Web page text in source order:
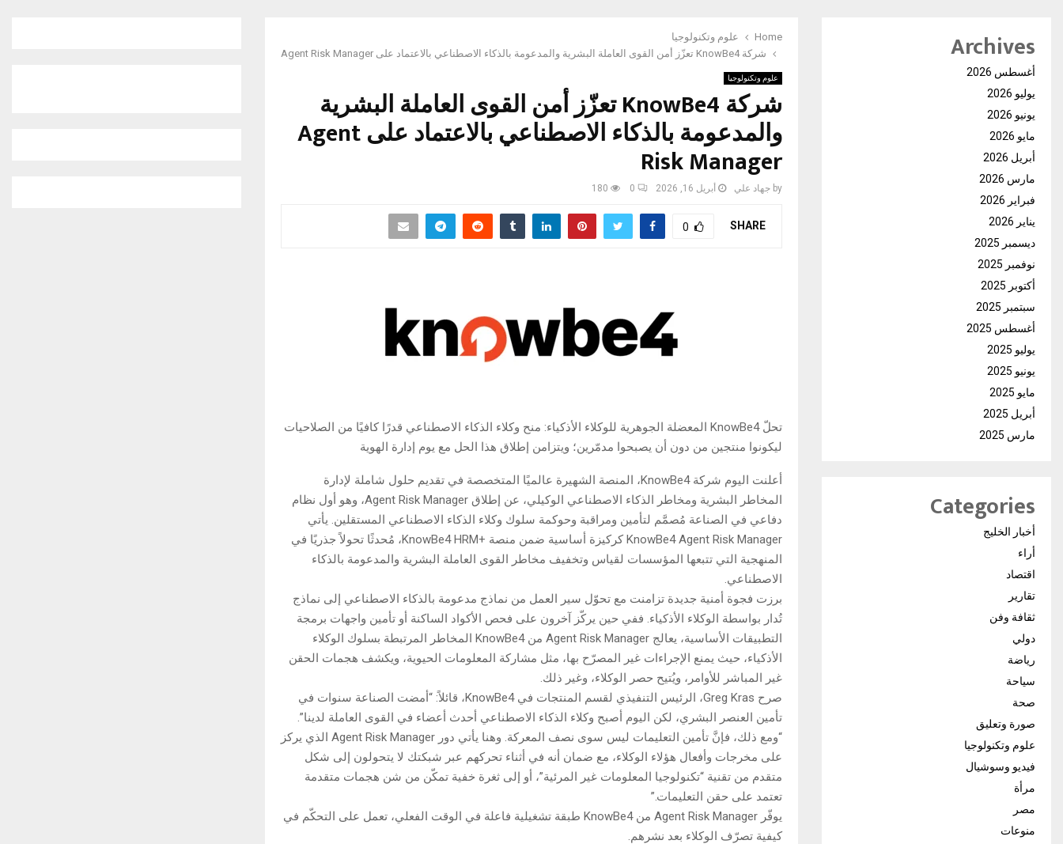
Home
علوم وتكنولوجيا
شركة KnowBe4 تعزّز أمن القوى العاملة البشرية والمدعومة بالذكاء الاصطناعي بالاعتماد على Agent Risk Manager
علوم وتكنولوجيا
شركة KnowBe4 تعزّز أمن القوى العاملة البشرية
والمدعومة بالذكاء الاصطناعي بالاعتماد على Agent
Risk Manager
by جهاد علي أبريل 16, 2026 0
180
SHARE
0
تحلّ KnowBe4 المعضلة الجوهرية للوكلاء الأذكياء: منح وكلاء الذكاء الاصطناعي قدرًا كافيًا من الصلاحيات
ليكونوا منتجين من دون أن يصبحوا مدمّرين؛ ويتزامن إطلاق هذا الحل مع يوم إدارة الهوية
أعلنت اليوم شركة KnowBe4، المنصة الشهيرة عالميًا المتخصصة في تقديم حلول شاملة لإدارة
المخاطر البشرية ومخاطر الذكاء الاصطناعي الوكيلي، عن إطلاق Agent Risk Manager، وهو أول نظام
دفاعي في الصناعة مُصمَّم لتأمين ومراقبة وحوكمة سلوك وكلاء الذكاء الاصطناعي المستقلين. يأتي
KnowBe4 Agent Risk Manager كركيزة أساسية ضمن منصة KnowBe4 HRM+‎، مُحدثًا تحولاً جذريًا في
المنهجية التي تتبعها المؤسسات لقياس وتخفيف مخاطر القوى العاملة البشرية والمدعومة بالذكاء
الاصطناعي.
برزت فجوة أمنية جديدة تزامنت مع تحوّل سير العمل من نماذج مدعومة بالذكاء الاصطناعي إلى نماذج
تُدار بواسطة الوكلاء الأذكياء. ففي حين يركّز آخرون على فحص الأكواد الساكنة أو تأمين واجهات برمجة
التطبيقات الأساسية، يعالج Agent Risk Manager من KnowBe4 المخاطر المرتبطة بسلوك الوكلاء
الأذكياء، حيث يمنع الإجراءات غير المصرّح بها، مثل مشاركة المعلومات الحيوية، ويكشف هجمات الحقن
غير المباشر للأوامر، ويُتيح حصر الوكلاء، وغير ذلك.
صرح Greg Kras، الرئيس التنفيذي لقسم المنتجات في KnowBe4، قائلاً: “أمضت الصناعة سنوات في
تأمين العنصر البشري، لكن اليوم أصبح وكلاء الذكاء الاصطناعي أحدث أعضاء في القوى العاملة لدينا”.
“ومع ذلك، فإنَّ تأمين التعليمات ليس سوى نصف المعركة. وهنا يأتي دور Agent Risk Manager الذي يركز
على مخرجات وأفعال هؤلاء الوكلاء، مع ضمان أنه في أثناء تحركهم عبر شبكتك لا يتحولون إلى شكل
متقدم من تقنية “تكنولوجيا المعلومات غير المرئية”، أو إلى ثغرة خفية تمكّن من شن هجمات متقدمة
تعتمد على حقن التعليمات.”
يوفّر Agent Risk Manager من KnowBe4 طبقة تشغيلية فاعلة في الوقت الفعلي، تعمل على التحكّم في
كيفية تصرّف الوكلاء بعد نشرهم.
Archives
أغسطس 2026
يوليو 2026
يونيو 2026
مايو 2026
أبريل 2026
مارس 2026
فبراير 2026
يناير 2026
ديسمبر 2025
نوفمبر 2025
أكتوبر 2025
سبتمبر 2025
أغسطس 2025
يوليو 2025
يونيو 2025
مايو 2025
أبريل 2025
مارس 2025
Categories
أخبار الخليج
أراء
اقتصاد
تقارير
ثقافة وفن
دولي
رياضة
سياحة
صحة
صورة وتعليق
علوم وتكنولوجيا
فيديو وسوشيال
مرأة
مصر
منوعات